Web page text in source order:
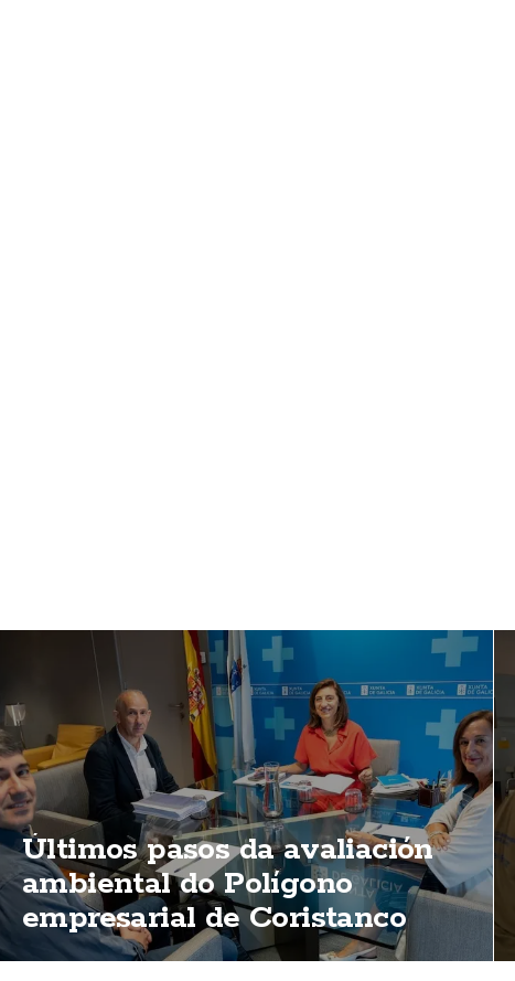
Últimos pasos da avaliación
ambiental do Polígono
empresarial de Coristanco